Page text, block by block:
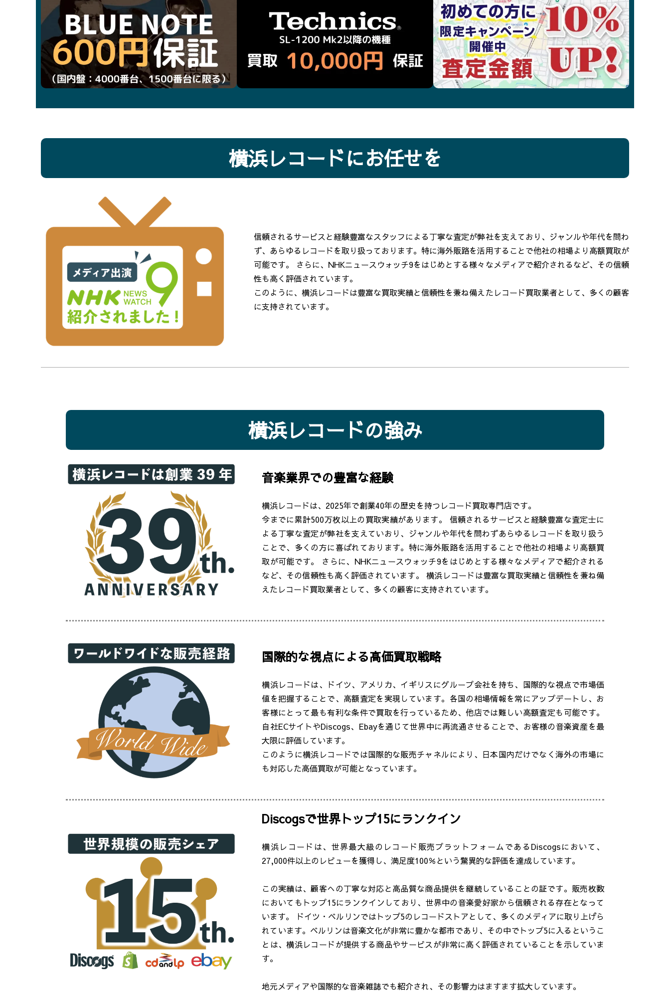
横浜レコードにお任せを
信頼されるサービスと経験豊富なスタッフによる丁寧な査定が弊社を支えており、ジャンルや年代を問わ
ず、あらゆるレコードを取り扱っております。特に海外販路を活用することで他社の相場より高額買取が
可能です。 さらに、NHKニュースウォッチ9をはじめとする様々なメディアで紹介されるなど、その信頼
性も高く評価されています。
このように、横浜レコードは豊富な買取実績と信頼性を兼ね備えたレコード買取業者として、多くの顧客
に支持されています。
横浜レコードの強み
音楽業界での豊富な経験
横浜レコードは、2025年で創業40年の歴史を持つレコード買取専門店です。
今までに累計500万枚以上の買取実績があります。 信頼されるサービスと経験豊富な査定士に
よる丁寧な査定が弊社を支えていおり、ジャンルや年代を問わずあらゆるレコードを取り扱う
ことで、多くの方に喜ばれております。特に海外販路を活用することで他社の相場より高額買
取が可能です。 さらに、NHKニュースウォッチ9をはじめとする様々なメディアで紹介される
など、その信頼性も高く評価されています。 横浜レコードは豊富な買取実績と信頼性を兼ね備
えたレコード買取業者として、多くの顧客に支持されています。
国際的な視点による高価買取戦略
横浜レコードは、ドイツ、アメリカ、イギリスにグループ会社を持ち、国際的な視点で市場価
値を把握することで、高額査定を実現しています。各国の相場情報を常にアップデートし、お
客様にとって最も有利な条件で買取を行っているため、他店では難しい高額査定も可能です。
自社ECサイトやDiscogs、Ebayを通じて世界中に再流通させることで、お客様の音楽資産を最
大限に評価しています。
このように横浜レコードでは国際的な販売チャネルにより、日本国内だけでなく海外の市場に
も対応した高価買取が可能となっています。
Discogsで世界トップ15にランクイン
横浜レコードは、世界最大級のレコード販売プラットフォームであるDiscogsにおいて、
27,000件以上のレビューを獲得し、満足度100％という驚異的な評価を達成しています。
この実績は、顧客への丁寧な対応と高品質な商品提供を継続していることの証です。販売枚数
においてもトップ15にランクインしており、世界中の音楽愛好家から信頼される存在となって
います。 ドイツ・ベルリンではトップ5のレコードストアとして、多くのメディアに取り上げら
れています。ベルリンは音楽文化が非常に豊かな都市であり、その中でトップ5に入るというこ
とは、横浜レコードが提供する商品やサービスが非常に高く評価されていることを示していま
す。
地元メディアや国際的な音楽雑誌でも紹介され、その影響力はますます拡大しています。